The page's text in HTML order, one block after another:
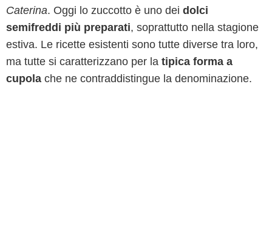
Caterina. Oggi lo zuccotto è uno dei dolci
semifreddi più preparati, soprattutto nella stagione
estiva. Le ricette esistenti sono tutte diverse tra loro,
ma tutte si caratterizzano per la tipica forma a
cupola che ne contraddistingue la denominazione.